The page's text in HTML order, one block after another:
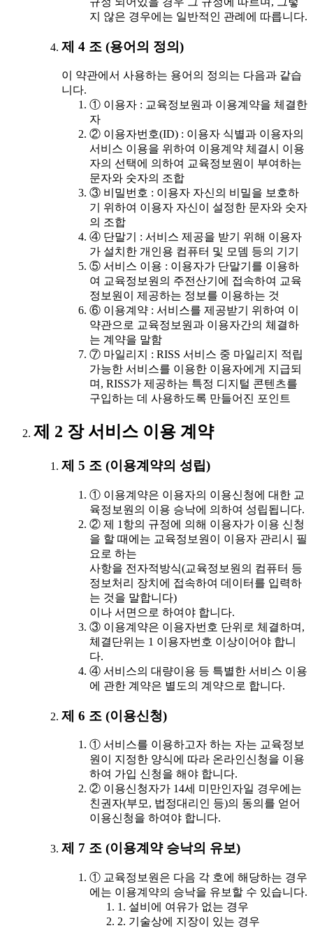
지 않은 경우에는 일반적인 관례에 따릅니다.
제 4 조 (용어의 정의)
이 약관에서 사용하는 용어의 정의는 다음과 같습
니다.
① 이용자 : 교육정보원과 이용계약을 체결한
자
② 이용자번호(ID) : 이용자 식별과 이용자의
서비스 이용을 위하여 이용계약 체결시 이용
자의 선택에 의하여 교육정보원이 부여하는
문자와 숫자의 조합
③ 비밀번호 : 이용자 자신의 비밀을 보호하
기 위하여 이용자 자신이 설정한 문자와 숫자
의 조합
④ 단말기 : 서비스 제공을 받기 위해 이용자
가 설치한 개인용 컴퓨터 및 모뎀 등의 기기
⑤ 서비스 이용 : 이용자가 단말기를 이용하
여 교육정보원의 주전산기에 접속하여 교육
정보원이 제공하는 정보를 이용하는 것
⑥ 이용계약 : 서비스를 제공받기 위하여 이
약관으로 교육정보원과 이용자간의 체결하
는 계약을 말함
⑦ 마일리지 : RISS 서비스 중 마일리지 적립
가능한 서비스를 이용한 이용자에게 지급되
며, RISS가 제공하는 특정 디지털 콘텐츠를
구입하는 데 사용하도록 만들어진 포인트
제 2 장 서비스 이용 계약
제 5 조 (이용계약의 성립)
① 이용계약은 이용자의 이용신청에 대한 교
육정보원의 이용 승낙에 의하여 성립됩니다.
② 제 1항의 규정에 의해 이용자가 이용 신청
을 할 때에는 교육정보원이 이용자 관리시 필
요로 하는
사항을 전자적방식(교육정보원의 컴퓨터 등
정보처리 장치에 접속하여 데이터를 입력하
는 것을 말합니다)
이나 서면으로 하여야 합니다.
③ 이용계약은 이용자번호 단위로 체결하며,
체결단위는 1 이용자번호 이상이어야 합니
다.
④ 서비스의 대량이용 등 특별한 서비스 이용
에 관한 계약은 별도의 계약으로 합니다.
제 6 조 (이용신청)
① 서비스를 이용하고자 하는 자는 교육정보
원이 지정한 양식에 따라 온라인신청을 이용
하여 가입 신청을 해야 합니다.
② 이용신청자가 14세 미만인자일 경우에는
친권자(부모, 법정대리인 등)의 동의를 얻어
이용신청을 하여야 합니다.
제 7 조 (이용계약 승낙의 유보)
① 교육정보원은 다음 각 호에 해당하는 경우
에는 이용계약의 승낙을 유보할 수 있습니다.
1. 설비에 여유가 없는 경우
2. 기술상에 지장이 있는 경우